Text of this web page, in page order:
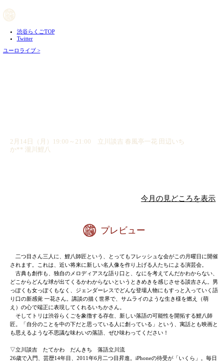
Twitter
2月14日（月）19:00～21:00 立川談吉 春風亭一
「渋谷らくご」近未来の名人たち
今
プレビュー